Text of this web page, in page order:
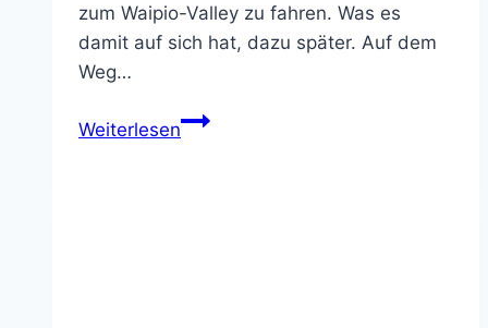
zum Waipio-Valley zu fahren. Was es
damit auf sich hat, dazu später. Auf dem
Weg…
Weiterlesen25.08.2013